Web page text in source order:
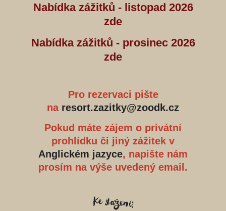
Nabídka zážitků - listopad 2026
zde
Nabídka zážitků - prosinec 2026
zde
Pro rezervaci pište
na resort.zazitky@zoodk.cz
Pokud máte zájem o privátní
prohlídku či jiný zážitek v
Anglickém jazyce, napište nám
prosím na výše uvedený email.
Ke stažení: